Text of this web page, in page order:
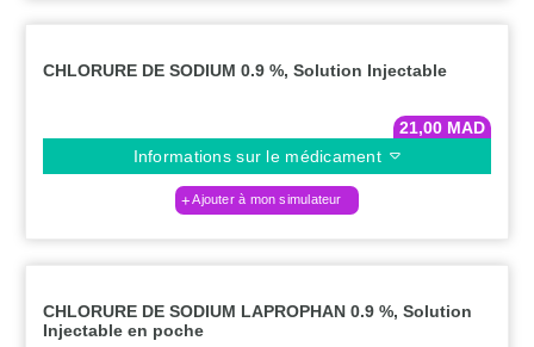
CHLORURE DE SODIUM 0.9 %, Solution Injectable
21,00 MAD
Informations sur le médicament
Ajouter à mon simulateur
CHLORURE DE SODIUM LAPROPHAN 0.9 %, Solution
Injectable en poche